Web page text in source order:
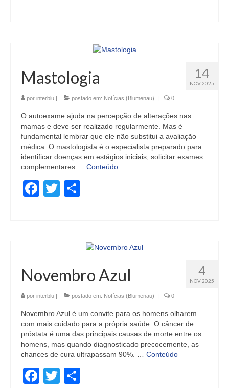
14
NOV 2025
Mastologia
por interblu | postado em: Notícias (Blumenau) | 0
O autoexame ajuda na percepção de alterações nas
mamas e deve ser realizado regularmente. Mas é
fundamental lembrar que ele não substitui a avaliação
médica. O mastologista é o especialista preparado para
identificar doenças em estágios iniciais, solicitar exames
complementares … Conteúdo
Facebook
Twitter
4
NOV 2025
Novembro Azul
por interblu | postado em: Notícias (Blumenau) | 0
Novembro Azul é um convite para os homens olharem
com mais cuidado para a própria saúde. O câncer de
próstata é uma das principais causas de morte entre os
homens, mas quando diagnosticado precocemente, as
chances de cura ultrapassam 90%. … Conteúdo
Facebook
Twitter